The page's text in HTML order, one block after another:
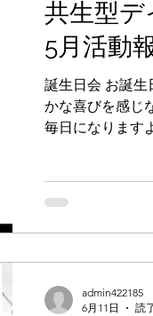
スをご利用いた
ます。 居宅介護
共生型
5月活動
誕生日会 お誕生
かな喜びを感じ
毎日になります
売。バラエティ
ライブと、賑や
2026.5.24（日
admin422185
6月11日
読